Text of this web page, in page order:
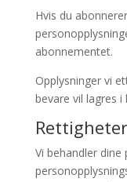
Hvis du
abonnementet.
Opplysninger vi
bevare vil lagres i
Vi behandler